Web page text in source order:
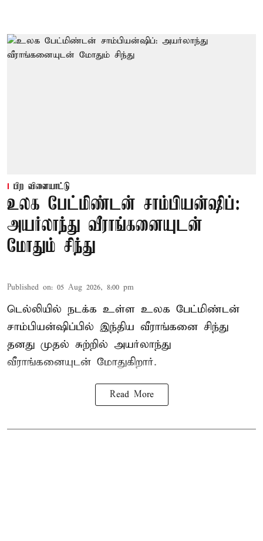
பிற விளையாட்டு
உலக பேட்மிண்டன் சாம்பியன்ஷிப்:
அயர்லாந்து வீராங்கனையுடன்
மோதும் சிந்து
Published on: 05 Aug 2026, 8:00 pm
டெல்லியில் நடக்க உள்ள உலக பேட்மிண்டன்
சாம்பியன்ஷிப்பில் இந்திய வீராங்கனை சிந்து
தனது முதல் சுற்றில் அயர்லாந்து
வீராங்கனையுடன் மோதுகிறார்.
Read More